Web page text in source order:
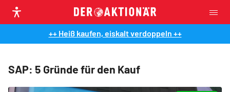
++ Heiß kaufen, eiskalt verdoppeln ++
SAP: 5 Gründe für den Kauf